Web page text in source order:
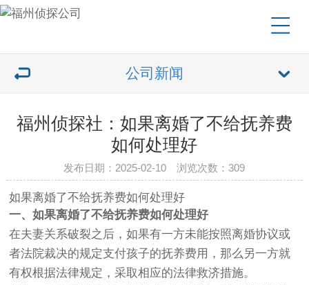
公司新闻
福州侦探社：如果离婚了不给抚养费
如何处理好
发布日期：2025-02-10 浏览次数：309
如果离婚了不给抚养费如何处理好
一、如果离婚了不给抚养费如何处理好
在夫妻关系破裂之后，如果有一方未能按照离婚协议或
者法院裁决的规定支付孩子的抚养费用，那么另一方就
有权根据法律规定，采取相应的法律救济措施。